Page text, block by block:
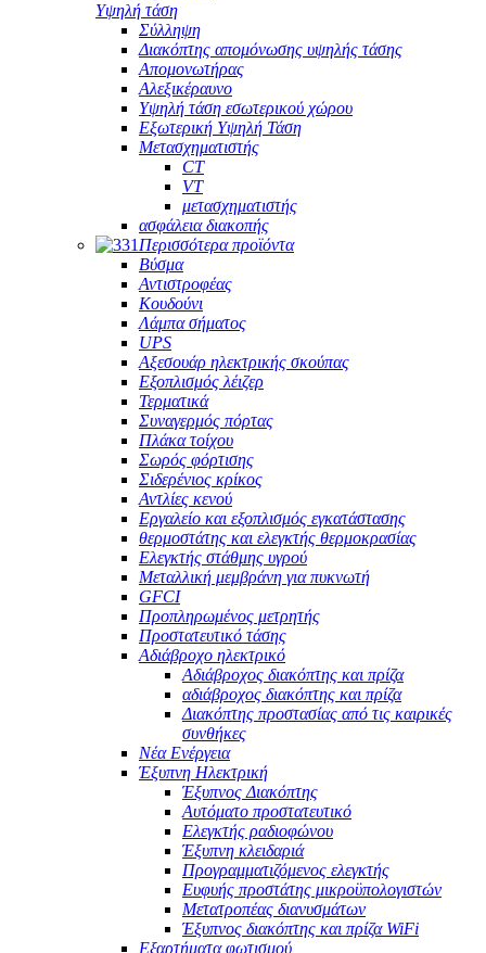
Υψηλή τάση
Σύλληψη
Διακόπτης απομόνωσης υψηλής τάσης
Απομονωτήρας
Αλεξικέραυνο
Υψηλή τάση εσωτερικού χώρου
Εξωτερική Υψηλή Τάση
Μετασχηματιστής
CT
VT
μετασχηματιστής
ασφάλεια διακοπής
Περισσότερα προϊόντα
Βύσμα
Αντιστροφέας
Κουδούνι
Λάμπα σήματος
UPS
Αξεσουάρ ηλεκτρικής σκούπας
Εξοπλισμός λέιζερ
Τερματικά
Συναγερμός πόρτας
Πλάκα τοίχου
Σωρός φόρτισης
Σιδερένιος κρίκος
Αντλίες κενού
Εργαλείο και εξοπλισμός εγκατάστασης
θερμοστάτης και ελεγκτής θερμοκρασίας
Ελεγκτής στάθμης υγρού
Μεταλλική μεμβράνη για πυκνωτή
GFCI
Προπληρωμένος μετρητής
Προστατευτικό τάσης
Αδιάβροχο ηλεκτρικό
Αδιάβροχος διακόπτης και πρίζα
αδιάβροχος διακόπτης και πρίζα
Διακόπτης προστασίας από τις καιρικές
συνθήκες
Νέα Ενέργεια
Έξυπνη Ηλεκτρική
Έξυπνος Διακόπτης
Αυτόματο προστατευτικό
Ελεγκτής ραδιοφώνου
Έξυπνη κλειδαριά
Προγραμματιζόμενος ελεγκτής
Ευφυής προστάτης μικροϋπολογιστών
Μετατροπέας διανυσμάτων
Έξυπνος διακόπτης και πρίζα WiFi
Εξαρτήματα φωτισμού